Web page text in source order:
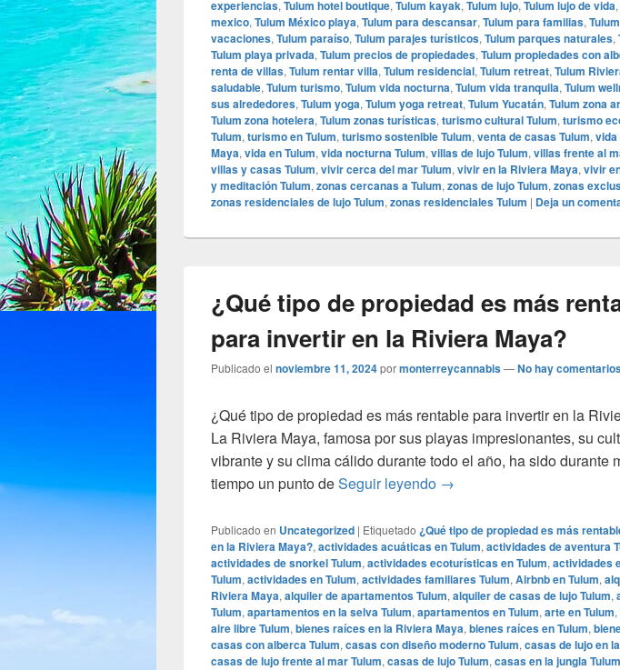
experiencias, Tulum hotel boutique, Tulum kayak, Tulum lujo, Tulum lujo de vida,
mexico, Tulum México playa, Tulum para descansar, Tulum para familias,
vacaciones, Tulum paraíso, Tulum parajes turísticos, Tulum parques naturales,
Tulum playa privada, Tulum precios de propiedades, Tulum propiedades con
renta de villas, Tulum rentar villa, Tulum residencial, Tulum retreat, Tulum
saludable, Tulum turismo, Tulum vida nocturna, Tulum vida tranquila, Tulum
sus alrededores, Tulum yoga, Tulum yoga retreat, Tulum Yucatán, Tulum zona
Tulum zona hotelera, Tulum zonas turísticas, turismo cultural Tulum, turismo
Tulum, turismo en Tulum, turismo sostenible Tulum, venta de casas Tulum, vida
Maya, vida en Tulum, vida nocturna Tulum, villas de lujo Tulum, villas frente al
villas y casas Tulum, vivir cerca del mar Tulum, vivir en la Riviera Maya, vivir
y meditación Tulum, zonas cercanas a Tulum, zonas de lujo Tulum, zonas
zonas residenciales de lujo Tulum, zonas residenciales Tulum | Deja un
¿Qué tipo de propiedad es más
para invertir en la Riviera Maya?
Publicado el noviembre 11, 2024pormonterreycannabis—No hay
¿Qué tipo de propiedad es más rentable para invertir en la
La Riviera Maya, famosa por sus playas impresionantes, su
vibrante y su clima cálido durante todo el año, ha sido durante
tiempo un punto deSeguir leyendo ¿Qué tipo de propiedad es
→
Publicado en Uncategorized | Etiquetado ¿Qué tipo de propiedad es más
en la Riviera Maya?, actividades acuáticas en Tulum, actividades de aventura
actividades de snorkel Tulum, actividades ecoturísticas en Tulum, actividades
Tulum, actividades en Tulum, actividades familiares Tulum, Airbnb en Tulum,
Riviera Maya, alquiler de apartamentos Tulum, alquiler de casas de lujo Tulum,
Tulum, apartamentos en la selva Tulum, apartamentos en Tulum, arte en Tulum,
aire libre Tulum, bienes raíces en la Riviera Maya, bienes raíces en Tulum,
casas con alberca Tulum, casas con diseño moderno Tulum, casas de lujo en
casas de lujo frente al mar Tulum, casas de lujo Tulum, casas en la jungla Tulum